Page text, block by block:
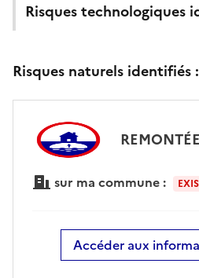
Risques technologiques
Risques naturels identifiés :
sur ma commune :
Accéder aux